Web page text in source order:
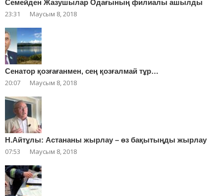
Cемейден Жазушылар Одағының филиалы ашылды
23:31 Маусым 8, 2018
Сенатор қозғағанмен, сең қозғалмай тұр…
20:07 Маусым 8, 2018
Н.Айтұлы: Астананы жырлау – өз бақытыңды жырлау
07:53 Маусым 8, 2018